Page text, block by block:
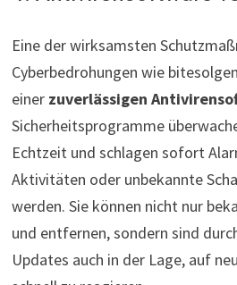
Eine der wirksamsten
Cyberbedrohungen wie
einer zuverlässigen
Sicherheitsprogramme
Echtzeit und schlagen sofort
Aktivitäten oder unbekannte
werden. Sie können nicht nur
und entfernen, sondern sind
Updates auch in der Lage, auf